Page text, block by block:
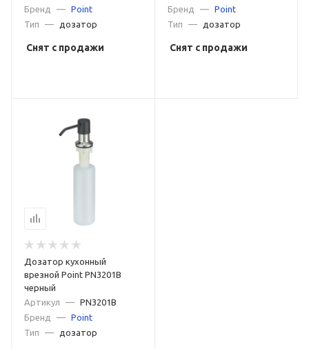
Бренд
— Point
Тип
— дозатор
Снят с продажи
Бренд
—
Point
Тип
— дозатор
Снят с продажи
Дозатор кухонный
врезной Point PN3201B
черный
Артикул
— PN3201B
Бренд
— Point
Тип
— дозатор